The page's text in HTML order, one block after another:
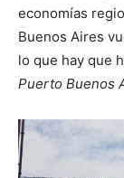
economías
Buenos Aires
lo que hay que
Puerto Buenos